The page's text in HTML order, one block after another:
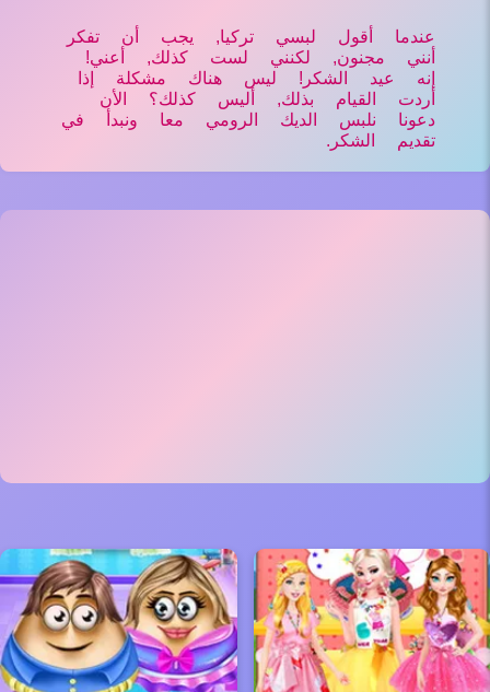
عندما أقول لبسي تركيا, يجب أن تفكر
أنني مجنون, لكنني لست كذلك, أعني!
إنه عيد الشكر! ليس هناك مشكلة إذا
أردت القيام بذلك, أليس كذلك؟ الأن
دعونا نلبس الديك الرومي معا ونبدأ في
تقديم الشكر.